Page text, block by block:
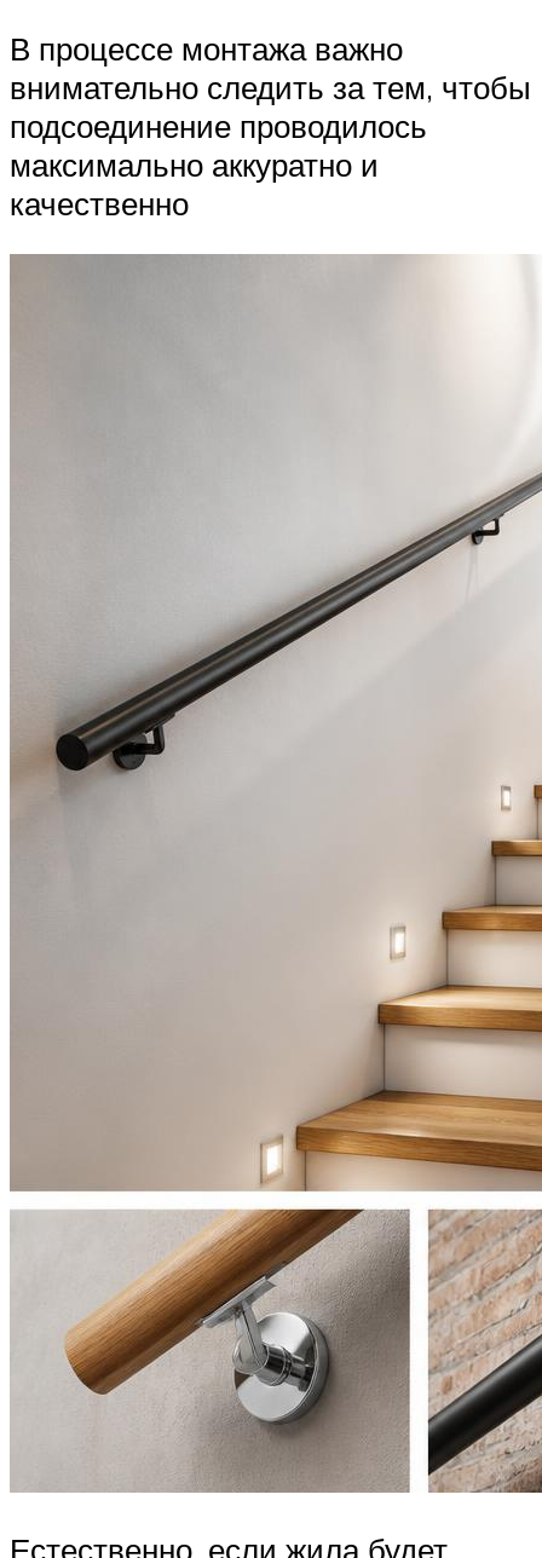
В процессе монтажа важно
внимательно следить за тем, чтобы
подсоединение проводилось
максимально аккуратно и
качественно
Естественно, если жила будет